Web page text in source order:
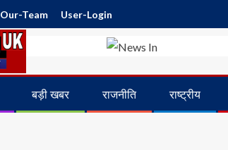
Our-Team User-Login
बड़ी खबर राजनीति राष्ट्रीय